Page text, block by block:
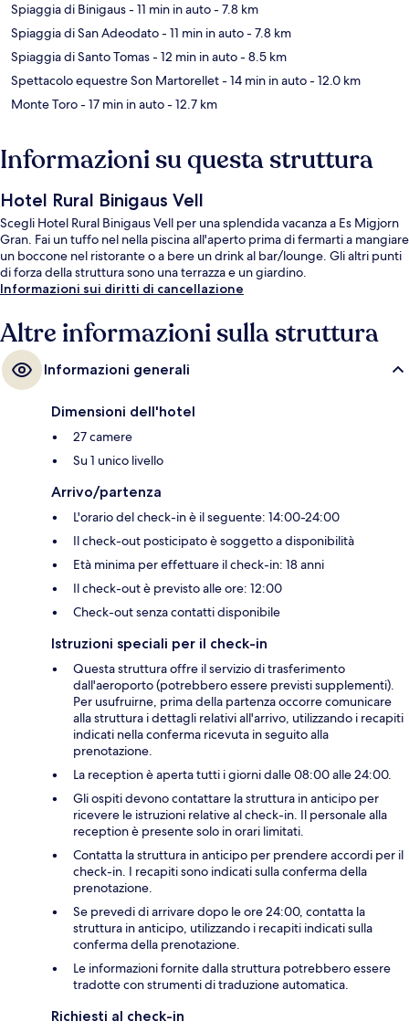
Spiaggia di Binigaus- 11 min in auto- 7.8 km
Spiaggia di San Adeodato- 11 min in auto- 7.8 km
Spiaggia di Santo Tomas- 12 min in auto- 8.5 km
Spettacolo equestre Son Martorellet- 14 min in auto- 12.0 km
Monte Toro- 17 min in auto- 12.7 km
Informazioni su questa struttura
Hotel Rural Binigaus Vell
Scegli Hotel Rural Binigaus Vell per una splendida vacanza a Es Migjorn
Gran. Fai un tuffo nel nella piscina all'aperto prima di fermarti a mangiare
un boccone nel ristorante o a bere un drink al bar/lounge. Gli altri punti
di forza della struttura sono una terrazza e un giardino.
Informazioni sui diritti di cancellazione
Altre informazioni sulla struttura
Informazioni generali
Dimensioni dell'hotel
27 camere
Su 1 unico livello
Arrivo/partenza
L'orario del check-in è il seguente: 14:00-24:00
Il check-out posticipato è soggetto a disponibilità
Età minima per effettuare il check-in: 18 anni
Il check-out è previsto alle ore: 12:00
Check-out senza contatti disponibile
Istruzioni speciali per il check-in
Questa struttura offre il servizio di trasferimento
dall'aeroporto (potrebbero essere previsti supplementi).
Per usufruirne, prima della partenza occorre comunicare
alla struttura i dettagli relativi all'arrivo, utilizzando i recapiti
indicati nella conferma ricevuta in seguito alla
prenotazione.
La reception è aperta tutti i giorni dalle 08:00 alle 24:00.
Gli ospiti devono contattare la struttura in anticipo per
ricevere le istruzioni relative al check-in. Il personale alla
reception è presente solo in orari limitati.
Contatta la struttura in anticipo per prendere accordi per il
check-in. I recapiti sono indicati sulla conferma della
prenotazione.
Se prevedi di arrivare dopo le ore 24:00, contatta la
struttura in anticipo, utilizzando i recapiti indicati sulla
conferma della prenotazione.
Le informazioni fornite dalla struttura potrebbero essere
tradotte con strumenti di traduzione automatica.
Richiesti al check-in